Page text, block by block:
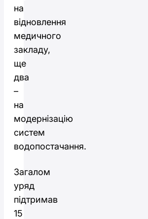
на
відновлення
медичного
закладу,
ще
два
–
на
модернізацію
систем
водопостачання.
Загалом
уряд
підтримав
15